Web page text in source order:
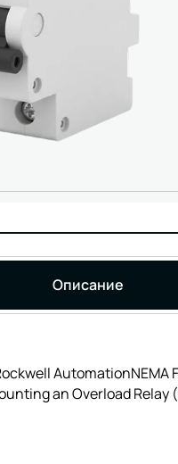
Описание
AutomationNEMA
an Overload